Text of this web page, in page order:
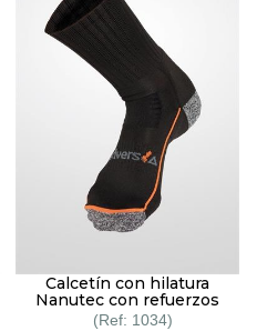
Calcetín con hilatura
Nanutec con refuerzos
1034